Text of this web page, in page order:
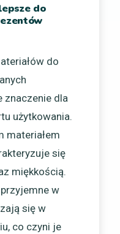
do
do
znaczenie dla
użytkowania.
materiałem
się
miękkością.
przyjemne w
się w
co czyni je